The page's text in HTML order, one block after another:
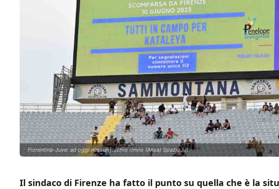
Fiorentina-Juve: ad oggi nessun rischio rinvio (Ansa) SpazioJ.it
Il sindaco di Firenze ha fatto il punto su quella che è la